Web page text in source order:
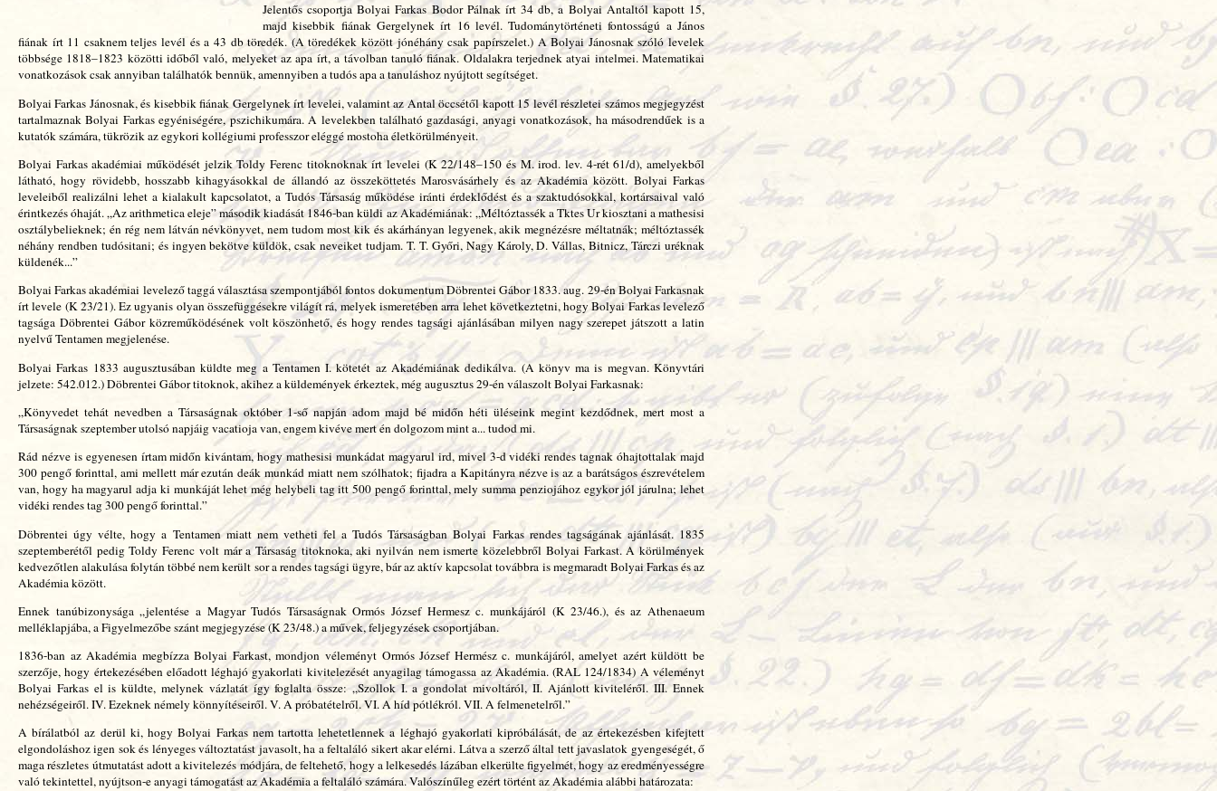
Jelentős csoportja Bolyai Farkas Bodor Pálnak írt 34 db, a Bolyai Antaltól kapott 15,
majd kisebbik fiának Gergelynek írt 16 levél. Tudománytörténeti fontosságú a János
fiának írt 11 csaknem teljes levél és a 43 db töredék. (A töredékek között jónéhány csak papírszelet.) A Bolyai Jánosnak szóló levelek
többsége 1818–1823 közötti időből való, melyeket az apa írt, a távolban tanuló fiának. Oldalakra terjednek atyai intelmei. Matematikai
vonatkozások csak annyiban találhatók bennük, amennyiben a tudós apa a tanuláshoz nyújtott segítséget.
Bolyai Farkas Jánosnak, és kisebbik fiának Gergelynek írt levelei, valamint az Antal öccsétől kapott 15 levél részletei számos megjegyzést
tartalmaznak Bolyai Farkas egyéniségére, pszichikumára. A levelekben található gazdasági, anyagi vonatkozások, ha másodrendűek is a
kutatók számára, tükrözik az egykori kollégiumi professzor eléggé mostoha életkörülményeit.
Bolyai Farkas akadémiai működését jelzik Toldy Ferenc titoknoknak írt levelei (K 22/148–150 és M. irod. lev. 4-rét 61/d), amelyekből
látható, hogy rövidebb, hosszabb kihagyásokkal de állandó az összeköttetés Marosvásárhely és az Akadémia között. Bolyai Farkas
leveleiből realizálni lehet a kialakult kapcsolatot, a Tudós Társaság működése iránti érdeklődést és a szaktudósokkal, kortársaival való
érintkezés óhaját. „Az arithmetica eleje” második kiadását 1846-ban küldi az Akadémiának: „Méltóztassék a Tktes Ur kiosztani a mathesisi
osztálybelieknek; én rég nem látván névkönyvet, nem tudom most kik és akárhányan legyenek, akik megnézésre méltatnák; méltóztassék
néhány rendben tudósitani; és ingyen bekötve küldök, csak neveiket tudjam. T. T. Győri, Nagy Károly, D. Vállas, Bitnicz, Tárczi uréknak
küldenék...”
Bolyai Farkas akadémiai levelező taggá választása szempontjából fontos dokumentum Döbrentei Gábor 1833. aug. 29-én Bolyai Farkasnak
írt levele (K 23/21). Ez ugyanis olyan összefüggésekre világít rá, melyek ismeretében arra lehet következtetni, hogy Bolyai Farkas levelező
tagsága Döbrentei Gábor közreműködésének volt köszönhető, és hogy rendes tagsági ajánlásában milyen nagy szerepet játszott a latin
nyelvű Tentamen megjelenése.
Bolyai Farkas 1833 augusztusában küldte meg a Tentamen I. kötetét az Akadémiának dedikálva. (A könyv ma is megvan. Könyvtári
jelzete: 542.012.) Döbrentei Gábor titoknok, akihez a küldemények érkeztek, még augusztus 29-én válaszolt Bolyai Farkasnak:
„Könyvedet tehát nevedben a Társaságnak október 1-ső napján adom majd bé midőn héti üléseink megint kezdődnek, mert most a
Társaságnak szeptember utolsó napjáig vacatioja van, engem kivéve mert én dolgozom mint a... tudod mi.
Rád nézve is egyenesen írtam midőn kivántam, hogy mathesisi munkádat magyarul ird, mivel 3-d vidéki rendes tagnak óhajtottalak majd
300 pengő forinttal, ami mellett már ezután deák munkád miatt nem szólhatok; fijadra a Kapitányra nézve is az a barátságos észrevételem
van, hogy ha magyarul adja ki munkáját lehet még helybeli tag itt 500 pengő forinttal, mely summa penziojához egykor jól járulna; lehet
vidéki rendes tag 300 pengő forinttal.”
Döbrentei úgy vélte, hogy a Tentamen miatt nem vetheti fel a Tudós Társaságban Bolyai Farkas rendes tagságának ajánlását. 1835
szeptemberétől pedig Toldy Ferenc volt már a Társaság titoknoka, aki nyilván nem ismerte közelebbről Bolyai Farkast. A körülmények
kedvezőtlen alakulása folytán többé nem került sor a rendes tagsági ügyre, bár az aktív kapcsolat továbbra is megmaradt Bolyai Farkas és az
Akadémia között.
Ennek tanúbizonysága „jelentése a Magyar Tudós Társaságnak Ormós József Hermesz c. munkájáról (K 23/46.), és az Athenaeum
melléklapjába, a Figyelmezőbe szánt megjegyzése (K 23/48.) a művek, feljegyzések csoportjában.
1836-ban az Akadémia megbízza Bolyai Farkast, mondjon véleményt Ormós József Hermész c. munkájáról, amelyet azért küldött be
szerzője, hogy értekezésében előadott léghajó gyakorlati kivitelezését anyagilag támogassa az Akadémia. (RAL 124/1834) A véleményt
Bolyai Farkas el is küldte, melynek vázlatát így foglalta össze: „Szollok I. a gondolat mivoltáról, II. Ajánlott kiviteléről. III. Ennek
nehézségeiről. IV. Ezeknek némely könnyítéseiről. V. A próbatételről. VI. A híd pótlékról. VII. A felmenetelről.”
A bírálatból az derül ki, hogy Bolyai Farkas nem tartotta lehetetlennek a léghajó gyakorlati kipróbálását, de az értekezésben kifejtett
elgondoláshoz igen sok és lényeges változtatást javasolt, ha a feltaláló sikert akar elérni. Látva a szerző által tett javaslatok gyengeségét, ő
maga részletes útmutatást adott a kivitelezés módjára, de feltehető, hogy a lelkesedés lázában elkerülte figyelmét, hogy az eredményességre
való tekintettel, nyújtson-e anyagi támogatást az Akadémia a feltaláló számára. Valószínűleg ezért történt az Akadémia alábbi határozata: